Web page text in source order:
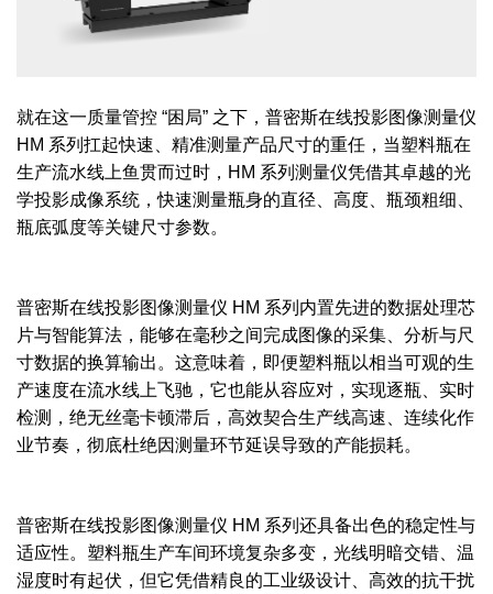
就在这一质量管控 “困局” 之下，普密斯在线投影图像测量仪
HM 系列扛起快速、精准测量产品尺寸的重任，当塑料瓶在
生产流水线上鱼贯而过时，HM 系列测量仪凭借其卓越的光
学投影成像系统，快速测量瓶身的直径、高度、瓶颈粗细、
瓶底弧度等关键尺寸参数。
普密斯在线投影图像测量仪 HM 系列内置先进的数据处理芯
片与智能算法，能够在毫秒之间完成图像的采集、分析与尺
寸数据的换算输出。这意味着，即便塑料瓶以相当可观的生
产速度在流水线上飞驰，它也能从容应对，实现逐瓶、实时
检测，绝无丝毫卡顿滞后，高效契合生产线高速、连续化作
业节奏，彻底杜绝因测量环节延误导致的产能损耗。
普密斯在线投影图像测量仪 HM 系列还具备出色的稳定性与
适应性。塑料瓶生产车间环境复杂多变，光线明暗交错、温
湿度时有起伏，但它凭借精良的工业级设计、高效的抗干扰